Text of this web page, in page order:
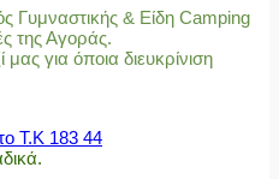
Γυμναστικής & Είδη Camping
της Αγοράς.
για όποια διευκρίνιση
Τ.Κ 183 44